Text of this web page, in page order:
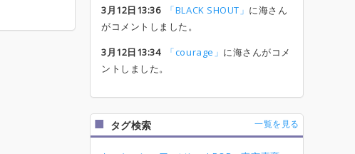
3月12日13:36
「BLACK SHOUT」 に海さん
がコメントしました。
3月12日13:34
「courage」 に海さんがコメ
ントしました。
タグ検索 一覧を見る